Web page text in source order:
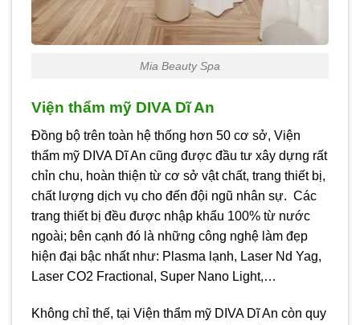
Mia Beauty Spa
Viện thẩm mỹ DIVA Dĩ An
Đồng bộ trên toàn hệ thống hơn 50 cơ sở, Viện
thẩm mỹ DIVA Dĩ An cũng được đầu tư xây dựng rất
chỉn chu, hoàn thiện từ cơ sở vật chất, trang thiết bị,
chất lượng dịch vụ cho đến đội ngũ nhân sự. Các
trang thiết bị đều được nhập khẩu 100% từ nước
ngoài; bên cạnh đó là những công nghệ làm đẹp
hiện đại bậc nhất như: Plasma lạnh, Laser Nd Yag,
Laser CO2 Fractional, Super Nano Light,…
Không chỉ thế, tại Viện thẩm mỹ DIVA Dĩ An còn quy